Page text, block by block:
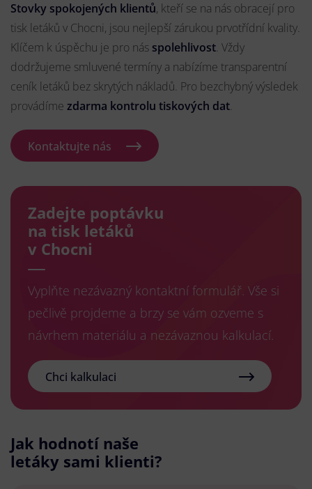
Stovky spokojených klientů, kteří se na nás obracejí pro
tisk letáků v Chocni, jsou nejlepší zárukou prvotřídní kvality.
Klíčem k úspěchu je pro nás spolehlivost. Vždy
dodržujeme smluvené termíny a nabízíme transparentní
ceník letáků bez skrytých nákladů. Pro bezchybný výsledek
provádíme zdarma kontrolu tiskových dat.
Kontaktujte nás
Zadejte poptávku
na tisk letáků
v Chocni
Vyplňte nezávazný kontaktní formulář. Vše si
pečlivě projdeme a brzy se vám ozveme s
návrhem materiálu a nezávaznou kalkulací.
Chci kalkulaci
Jak hodnotí naše
letáky sami klienti?